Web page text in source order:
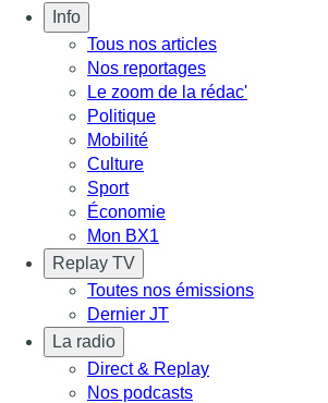
Info
Tous nos articles
Nos reportages
Le zoom de la rédac'
Politique
Mobilité
Culture
Sport
Économie
Mon BX1
Replay TV
Toutes nos émissions
Dernier JT
La radio
Direct & Replay
Nos podcasts